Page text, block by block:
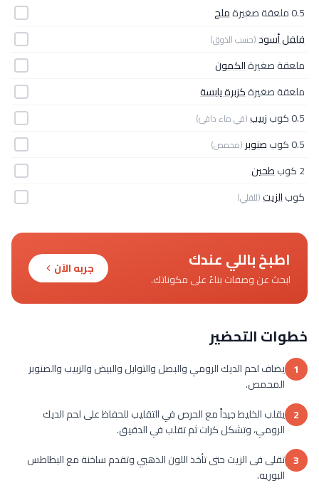
0.5 ملعقة صغيرة
ملح
فلفل أسود(حسب الذوق)
ملعقة صغيرةالكمون
ملعقة صغيرةكزبرة يابسة
0.5 كوب
زبيب(في ماء دافئ)
0.5 كوب صنوبر (محمص)
2 كوب
طحين
كوبالزيت(للقلي)
اطبخ باللي عندك
ابحث عن وصفات بناءً على مكوناتك.
جربه الآن
خطوات التحضير
1 يضاف لحم الديك الرومي والبصل والتوابل والبيض والزبيب والصنوبر
المحمص.
2 يقلب الخليط جيداً مع الحرص في التقليب للحفاظ على لحم الديك
الرومي، وتشكل كرات ثم تقلب في الدقيق.
3 تقلى فى الزيت حتى تأخذ اللون الذهبي وتقدم ساخنة مع البطاطس
البوريه.